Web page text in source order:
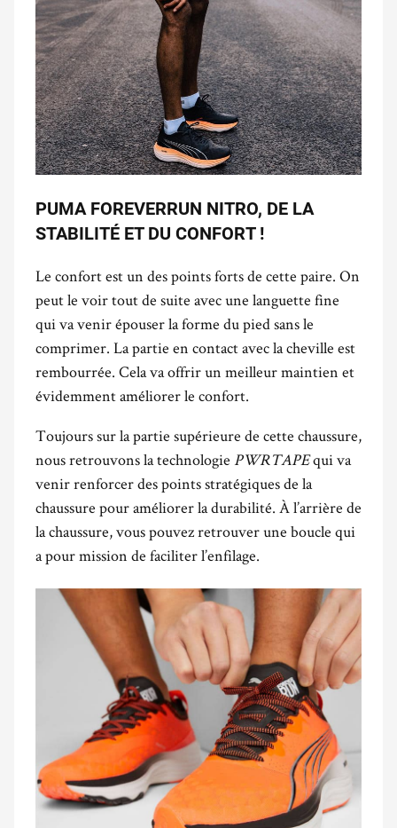
PUMA FOREVERRUN NITRO, DE LA
STABILITÉ ET DU CONFORT !
Le confort est un des points forts de cette paire. On
peut le voir tout de suite avec une languette fine
qui va venir épouser la forme du pied sans le
comprimer. La partie en contact avec la cheville est
rembourrée. Cela va offrir un meilleur maintien et
évidemment améliorer le confort.
Toujours sur la partie supérieure de cette chaussure,
nous retrouvons la technologie PWRTAPEqui va
venir renforcer des points stratégiques de la
chaussure pour améliorer la durabilité. À l’arrière de
la chaussure, vous pouvez retrouver une boucle qui
a pour mission de faciliter l’enfilage.